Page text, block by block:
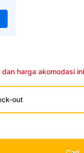
harga akomodasi ini
out